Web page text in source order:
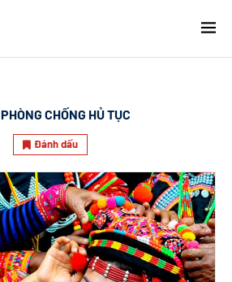
PHÒNG CHỐNG HỦ TỤC
Đánh dấu